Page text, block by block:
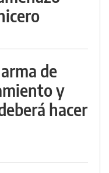
de
y
hacer